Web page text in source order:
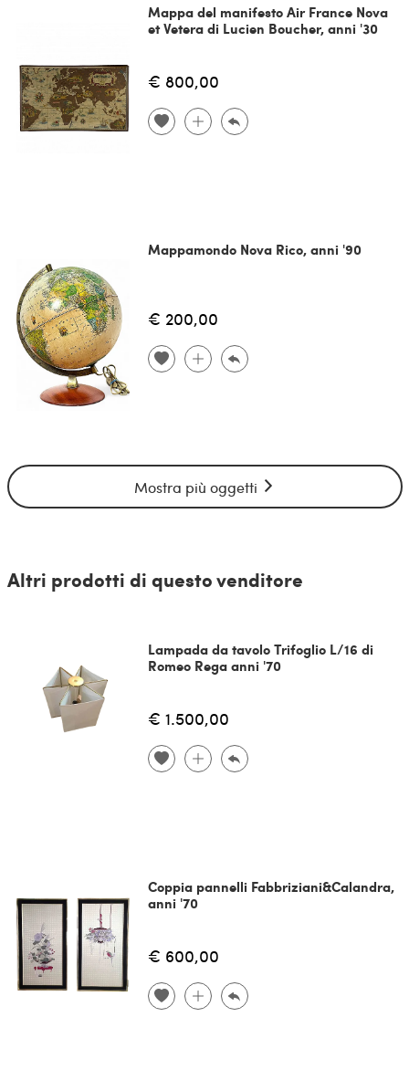
Mappa del manifesto Air France Nova
et Vetera di Lucien Boucher, anni '30
€ 800,00
Mappamondo Nova Rico, anni '90
€ 200,00
Mostra più oggetti
Altri prodotti di questo venditore
Lampada da tavolo Trifoglio L/16 di
Romeo Rega anni '70
€ 1.500,00
Coppia pannelli Fabbriziani&Calandra,
anni '70
€ 600,00